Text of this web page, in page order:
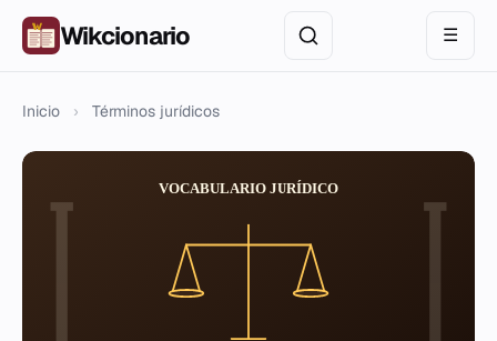
Wikcionario ☰
Inicio › Términos jurídicos